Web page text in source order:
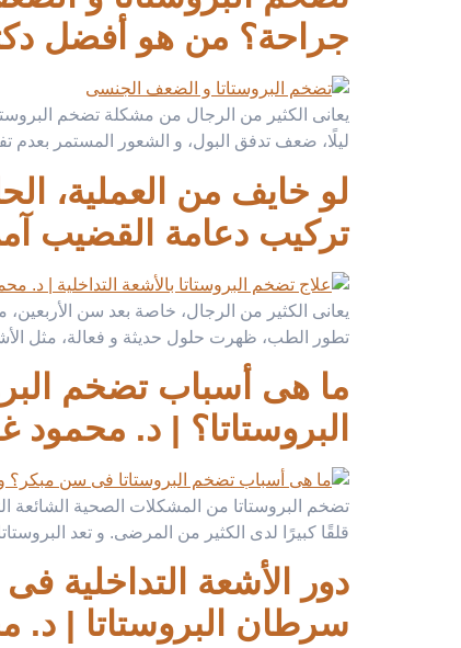
جراحة؟ من هو أفضل
يعانى الكثير من الرجال من مشكلة تضخم
ليلًا، ضعف تدفق البول، و الشعور المستمر بعدم
لو خايف من العملية،
تركيب دعامة القضيب
يعانى الكثير من الرجال، خاصة بعد سن
تطور الطب، ظهرت حلول حديثة و فعالة، مثل
ما هى أسباب تضخم
البروستاتا؟ | د. محمود
تضخم البروستاتا من المشكلات الصحية الشائعة
قلقًا كبيرًا لدى الكثير من المرضى. و تعد
دور الأشعة التداخلية
سرطان البروستاتا | د.